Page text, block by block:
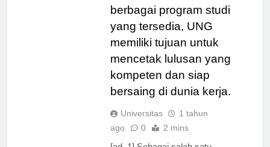
teknologi. Dengan
berbagai program studi
yang tersedia, UNG
memiliki tujuan untuk
mencetak lulusan yang
kompeten dan siap
bersaing di dunia kerja.
Universitas
1 tahun